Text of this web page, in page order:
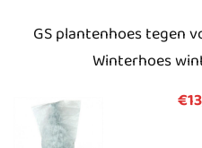
GS plantenhoes tegen
Winterhoes